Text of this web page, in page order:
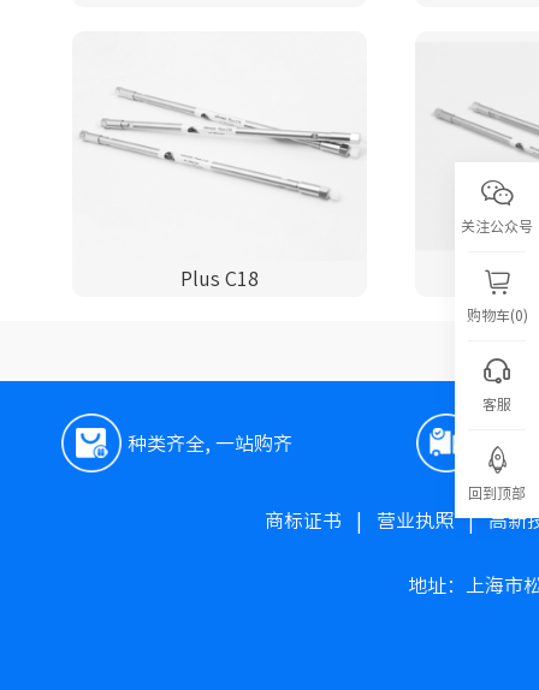
Plus C18
种类齐全, 一站购齐 极速
商标证书 营业执照|高新
地址：上海市
关注公众号
购物车(0)
客服
回到顶部